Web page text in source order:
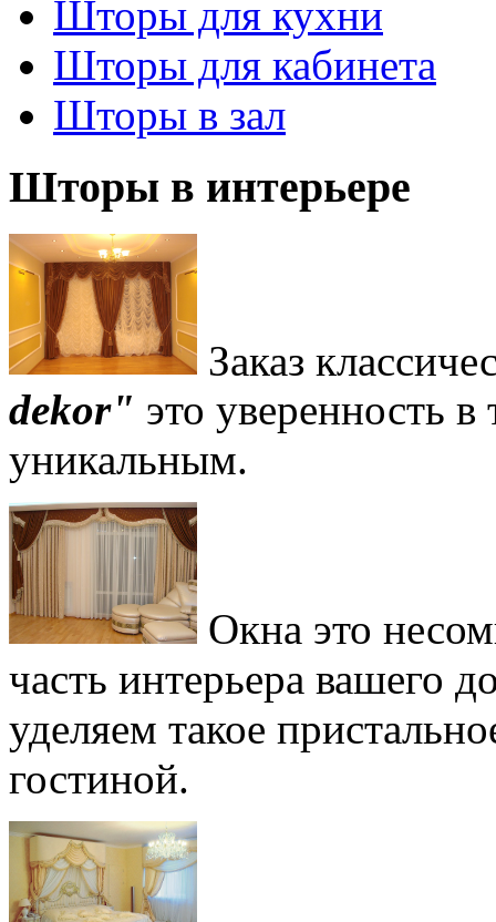
Шторы для кухни
Шторы для кабинета
Шторы в зал
Шторы в интерьере
Заказ
dekor" это уверенность
уникальным.
Окна это
часть интерьера вашего
уделяем такое
гостиной.